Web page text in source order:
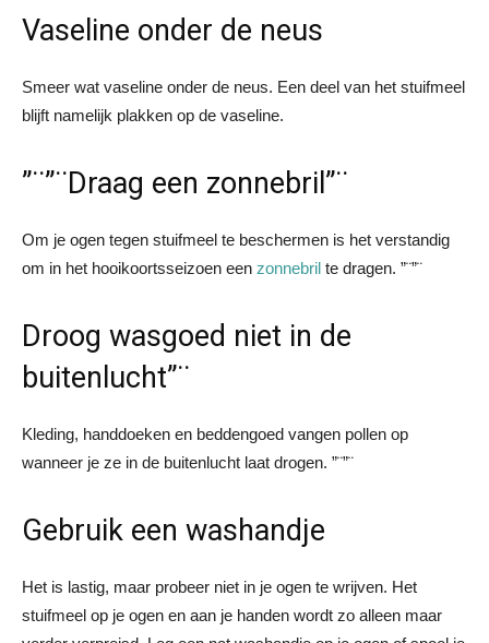
Vaseline onder de neus
Smeer wat vaseline onder de neus. Een deel van het stuifmeel
blijft namelijk plakken op de vaseline.
”¨”¨Draag een zonnebril”¨
Om je ogen tegen stuifmeel te beschermen is het verstandig
om in het hooikoortsseizoen een zonnebril te dragen. ”¨”¨
Droog wasgoed niet in de
buitenlucht”¨
Kleding, handdoeken en beddengoed vangen pollen op
wanneer je ze in de buitenlucht laat drogen. ”¨”¨
Gebruik een washandje
Het is lastig, maar probeer niet in je ogen te wrijven. Het
stuifmeel op je ogen en aan je handen wordt zo alleen maar